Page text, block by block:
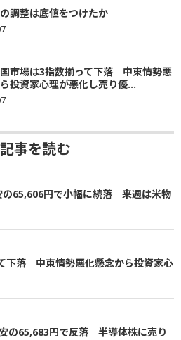
調整は底値をつけたか
国市場は3指数揃って下落 中東情勢悪
投資家心理が悪化し売り優...
事を読む
の65,606円で小幅に続落 来週は米物
下落 中東情勢悪化懸念から投資家心
の65,683円で反落 半導体株に売り